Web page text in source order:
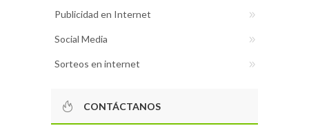
Publicidad en Internet
Social Media
Sorteos en internet
CONTÁCTANOS